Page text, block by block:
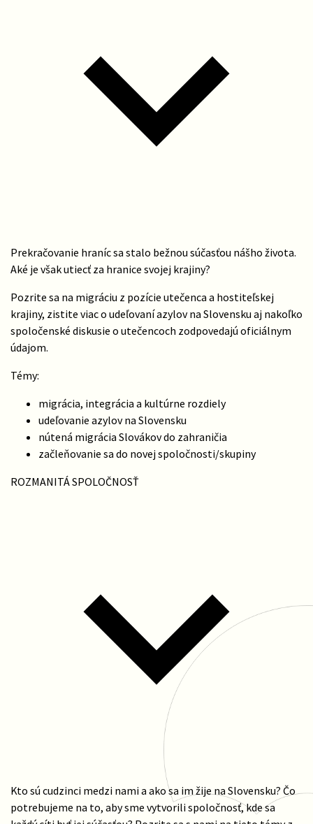
Prekračovanie hraníc sa stalo bežnou súčasťou nášho života.
Aké je však utiecť za hranice svojej krajiny?
Pozrite sa na migráciu z pozície utečenca a hostiteľskej
krajiny, zistite viac o udeľovaní azylov na Slovensku aj nakoľko
spoločenské diskusie o utečencoch zodpovedajú oficiálnym
údajom.
Témy:
migrácia, integrácia a kultúrne rozdiely
udeľovanie azylov na Slovensku
nútená migrácia Slovákov do zahraničia
začleňovanie sa do novej spoločnosti/skupiny
ROZMANITÁ SPOLOČNOSŤ
Kto sú cudzinci medzi nami a ako sa im žije na Slovensku? Čo
potrebujeme na to, aby sme vytvorili spoločnosť, kde sa